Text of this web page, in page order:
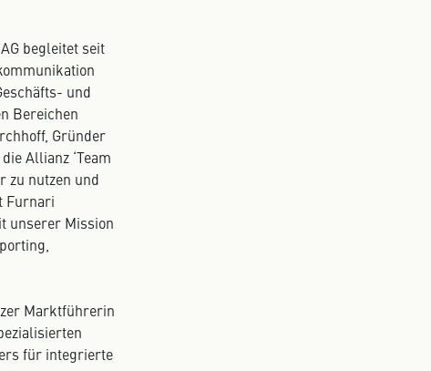
begleitet seit
und
Bereichen
Gründer
Allianz ‘Team
zu nutzen und
Furnari
unserer Mission
Marktführerin
für integrierte